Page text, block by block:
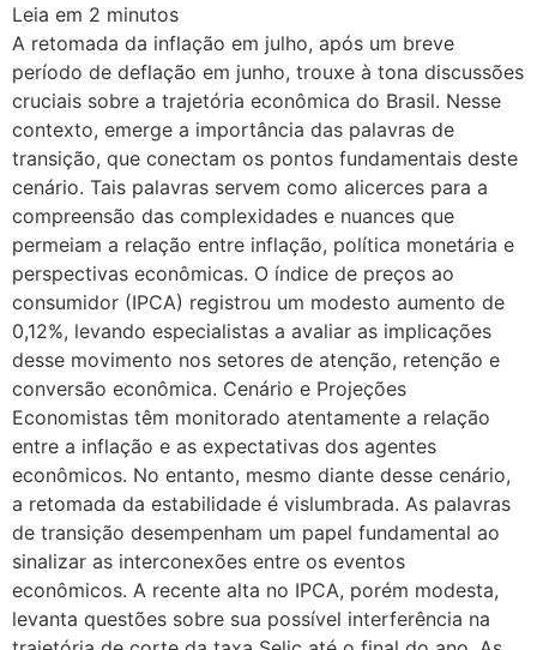
Leia em 2 minutos
A retomada da inflação em julho, após um breve
período de deflação em junho, trouxe à tona discussões
cruciais sobre a trajetória econômica do Brasil. Nesse
contexto, emerge a importância das palavras de
transição, que conectam os pontos fundamentais deste
cenário. Tais palavras servem como alicerces para a
compreensão das complexidades e nuances que
permeiam a relação entre inflação, política monetária e
perspectivas econômicas. O índice de preços ao
consumidor (IPCA) registrou um modesto aumento de
0,12%, levando especialistas a avaliar as implicações
desse movimento nos setores de atenção, retenção e
conversão econômica. Cenário e Projeções
Economistas têm monitorado atentamente a relação
entre a inflação e as expectativas dos agentes
econômicos. No entanto, mesmo diante desse cenário,
a retomada da estabilidade é vislumbrada. As palavras
de transição desempenham um papel fundamental ao
sinalizar as interconexões entre os eventos
econômicos. A recente alta no IPCA, porém modesta,
levanta questões sobre sua possível interferência na